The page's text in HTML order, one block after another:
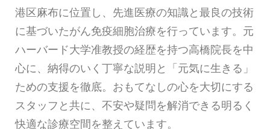
港区麻布に位置し、先進医療の知識と最良の技術
に基づいたがん免疫細胞治療を行っています。元
ハーバード大学准教授の経歴を持つ高橋院長を中
心に、納得のいく丁寧な説明と「元気に生きる」
ための支援を徹底。おもてなしの心を大切にする
スタッフと共に、不安や疑問を解消できる明るく
快適な診療空間を整えています。